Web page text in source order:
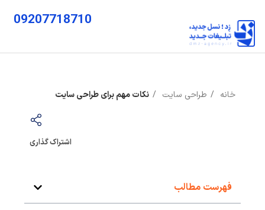
09207718710
خانه طراحی سایت نکات مهم برای طراحی سایت
اشتراک گذاری
فهرست مطالب